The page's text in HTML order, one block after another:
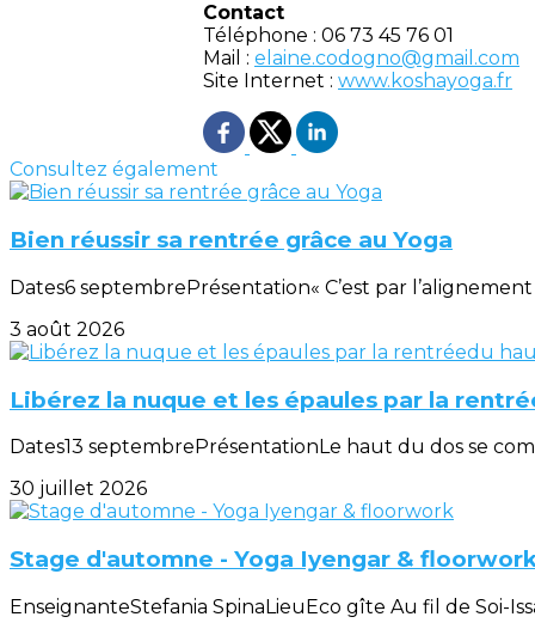
Contact
Téléphone : 06 73 45 76 01
Mail : elaine.codogno@gmail.com
Site Internet : www.koshayoga.fr
Consultez également
Bien réussir sa rentrée grâce au Yoga
Dates6 septembrePrésentation« C’est par
3 août 2026
Libérez la nuque et les épaules par la
Dates13 septembrePrésentationLe haut du dos se
30 juillet 2026
Stage d'automne - Yoga Iyengar &
EnseignanteStefania SpinaLieuEco gîte Au fil de Soi-